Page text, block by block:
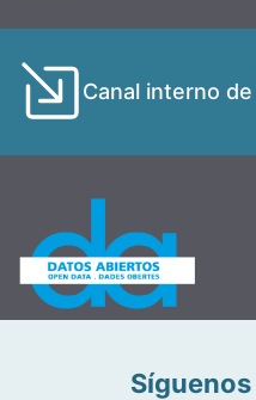
Canal interno